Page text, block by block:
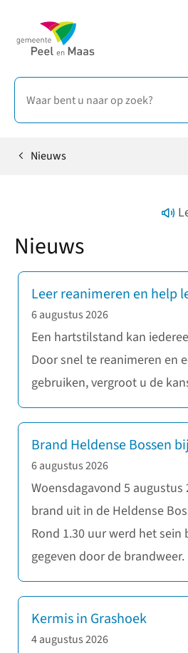
HomeNieuws
Nieuws
Leer reanimeren en help
6 augustus 2026
Een hartstilstand kan
Door snel te reanimeren en
gebruiken, vergroot u de
Brand Heldense Bossen
6 augustus 2026
Woensdagavond 5 augustus
brand uit in de Heldense
Rond 1.30 uur werd het sein
gegeven door de brandweer.
Kermis in Grashoek
4 augustus 2026